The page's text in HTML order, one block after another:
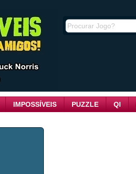
IMPOSSÍVEIS PUZZLE QI